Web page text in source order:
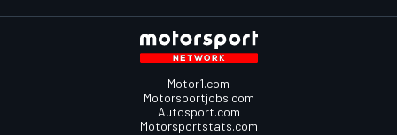
Motor1.com
Motorsportjobs.com
Autosport.com
Motorsportstats.com